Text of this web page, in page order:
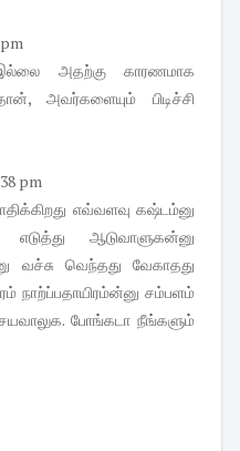
அதற்கு காரணமாக
அவர்களையும் பிடிச்சி
pm
எவ்வளவு கஷ்டம்னு
ஆடுவாளுகன்னு
வச்சு வெந்தது வேகாதது
நாற்ப்பதாயிரம்ன்னு சம்பளம்
போங்கடா நீங்களும்